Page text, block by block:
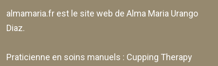
almamaria.fr est le site web deAlma Maria Urango
Diaz.
Praticienne en soins manuels : Cupping Therapy